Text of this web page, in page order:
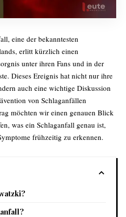
eine der bekanntesten
erlitt kürzlich einen
unter ihren Fans und in der
Dieses Ereignis hat nicht nur ihre
auch eine wichtige Diskussion
von Schlaganfällen
möchten wir einen genauen Blick
was ein Schlaganfall genau ist,
frühzeitig zu erkennen.